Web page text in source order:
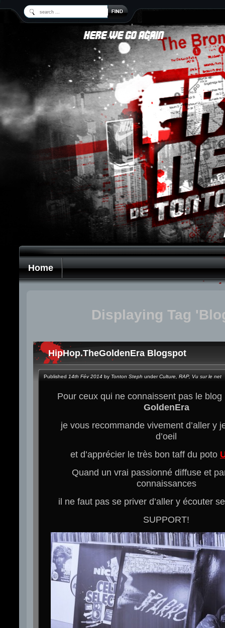
Home
Displaying Tag
HipHop.TheGoldenEra Blogspot
Published 14th Fév 2014 by Tonton Steph underCulture RAP, Vu sur le net
Pour ceux qui ne connaissent pas le blog
GoldenEra
je vous recommande vivement d’aller y
d’oeil
et d’apprécier le très bon taff du poto
Quand un vrai passionné diffuse et
connaissances
il ne faut pas se priver d’aller y écouter
SUPPORT!